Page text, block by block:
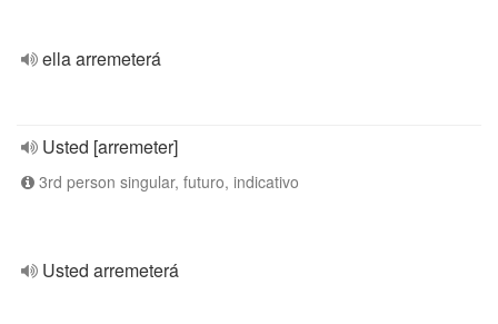
ella arremeterá
Usted [arremeter]
3rd person singular, futuro, indicativo
Usted arremeterá